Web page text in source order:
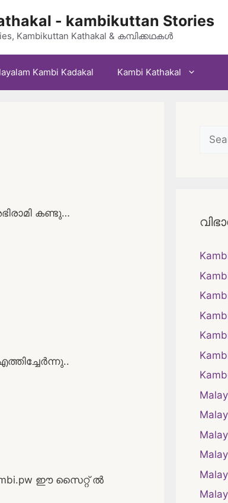
- kambikuttan Stories
Kambikuttan Kathakal & കമ്പിക്കഥകൾ
Kambi Kadakal Kambi Kathakal
കണ്ടു…
ഈ സൈറ്റ് ൽ
Search
for: